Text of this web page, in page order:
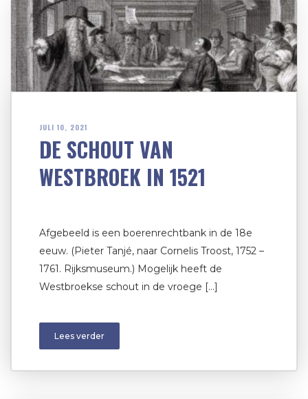
JULI 10, 2021
DE SCHOUT VAN
WESTBROEK IN 1521
Afgebeeld is een boerenrechtbank in de 18e
eeuw. (Pieter Tanjé, naar Cornelis Troost, 1752 –
1761. Rijksmuseum.) Mogelijk heeft de
Westbroekse schout in de vroege […]
Lees verder